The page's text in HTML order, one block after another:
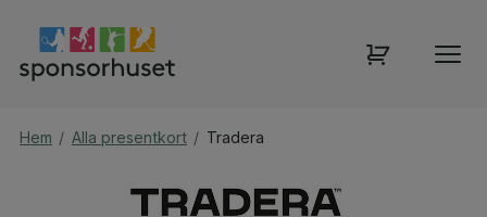
Hem / Alla presentkort / Tradera